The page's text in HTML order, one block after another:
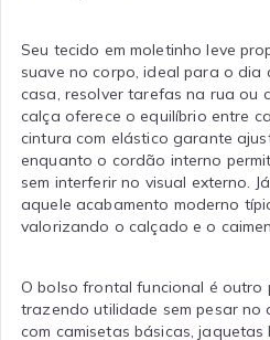
Seu tecido em moletinho leve
suave no corpo, ideal para o dia
casa, resolver tarefas na rua ou
calça oferece o equilíbrio entre
cintura com elástico garante
enquanto o cordão interno
sem interferir no visual externo.
aquele acabamento moderno
valorizando o calçado e o
O bolso frontal funcional é outro
trazendo utilidade sem pesar no
com camisetas básicas, jaquetas